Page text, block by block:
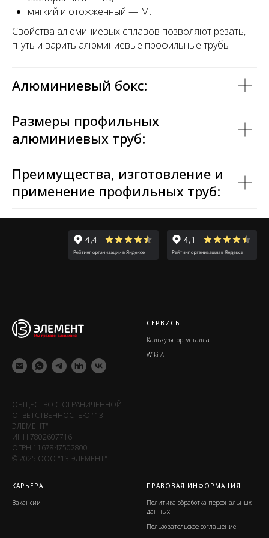
мягкий и отожженный — М.
Свойства алюминиевых сплавов позволяют резать,
гнуть и варить алюминиевые профильные трубы.
Алюминиевый бокс:
Размеры профильных
алюминиевых труб:
Преимущества, изготовление и
применение профильных труб:
ОБЩЕСТВО С ОГРАНИЧЕННОЙ
ОТВЕТСТВЕННОСТЬЮ "13
ЭЛЕМЕНТ"
ИНН 7802607716
ОГРН 1167847502800
© 2025 ООО "13 ЭЛЕМЕНТ"
СЕРВИСЫ
Калькулятор металла
Wiki Al
КАРЬЕРА
Вакансии
ПРАВОВАЯ ИНФОРМАЦИЯ
Политика обработка персональных
данных
Пользовательское соглашение